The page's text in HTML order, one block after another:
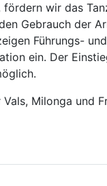
wir das
Gebrauch der
Führungs-
ein. Der
Milonga und